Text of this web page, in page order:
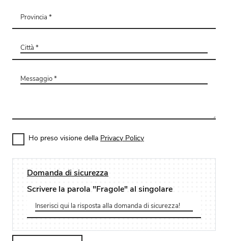
Ho preso visione della Privacy Policy
Domanda di sicurezza
Scrivere la parola "Fragole" al singolare